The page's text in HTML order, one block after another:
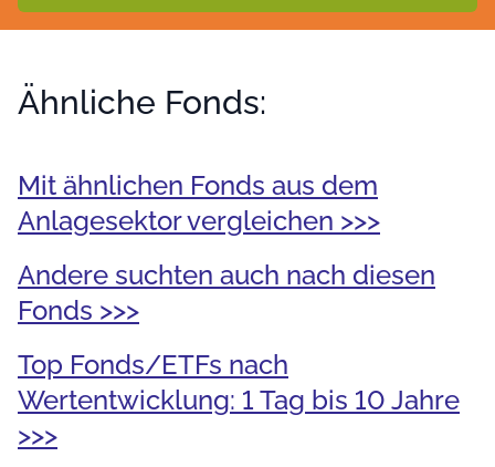
Ähnliche Fonds:
Mit ähnlichen Fonds aus dem
Anlagesektor vergleichen >>>
Andere suchten auch nach diesen
Fonds >>>
Top Fonds/ETFs nach
Wertentwicklung: 1 Tag bis 10 Jahre
>>>